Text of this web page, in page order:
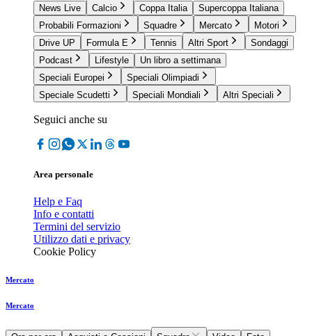
News Live
Calcio Coppa Italia
Supercoppa Italiana
Probabili Formazioni
Squadre Mercato
Motori
Drive UP
Formula E Tennis Altri Sport
Sondaggi
Podcast
Lifestyle
Un libro a settimana
Speciali Europei
Speciali Olimpiadi
Speciale Scudetti
Speciali Mondiali Altri Speciali
Seguici anche su
Area personale
Help e Faq
Info e contatti
Termini del servizio
Utilizzo dati e privacy
Cookie Policy
Mercato
Mercato